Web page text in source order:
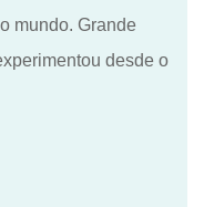
mundo. Grande
desde o